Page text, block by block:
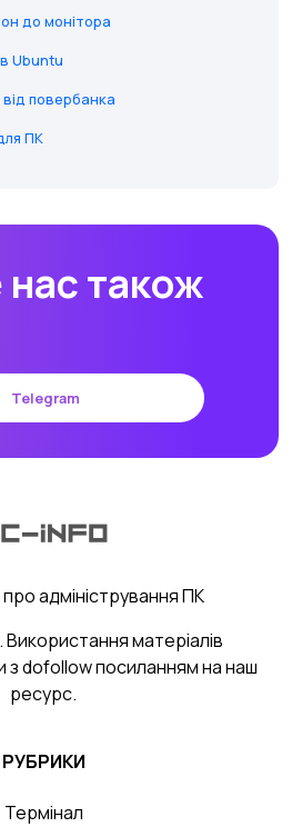
до монітора
Ubuntu
повербанка
ПК
також
Telegram
адміністрування ПК
матеріалів
з dofollow посиланням на наш
ресурс.
РУБРИКИ
Термінал